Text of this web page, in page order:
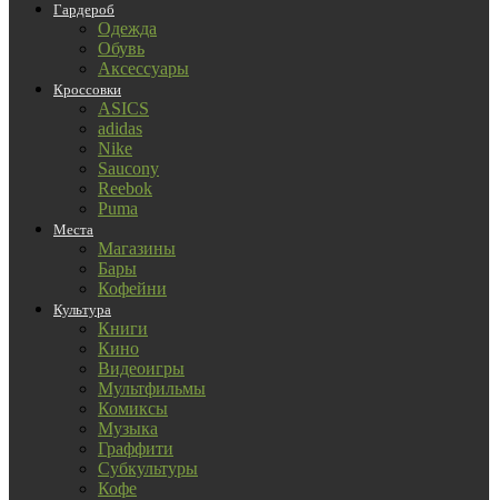
Гардероб
Одежда
Обувь
Аксессуары
Кроссовки
ASICS
adidas
Nike
Saucony
Reebok
Puma
Места
Магазины
Бары
Кофейни
Культура
Книги
Кино
Видеоигры
Мультфильмы
Комиксы
Музыка
Граффити
Субкультуры
Кофе